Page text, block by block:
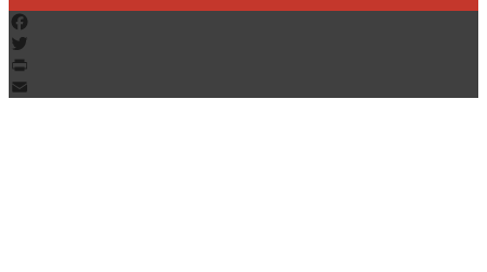
Facebook
Twitter
PrintFriendly